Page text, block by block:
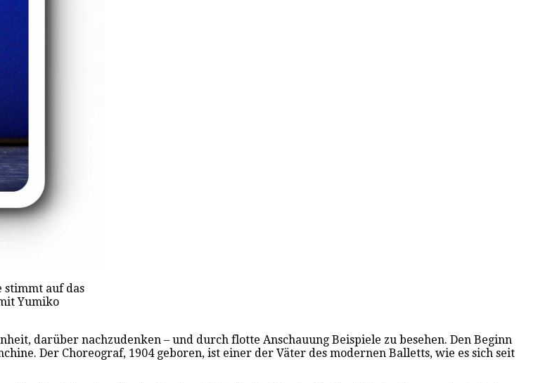
stimmt auf das
Yumiko
darüber nachzudenken – und durch flotte Anschauung Beispiele zu besehen. Den Beginn
Der Choreograf, 1904 geboren, ist einer der Väter des modernen Balletts, wie es sich seit